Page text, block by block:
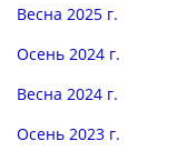
Весна 2025 г.
Осень 2024 г.
Весна 2024 г.
Осень 2023 г.